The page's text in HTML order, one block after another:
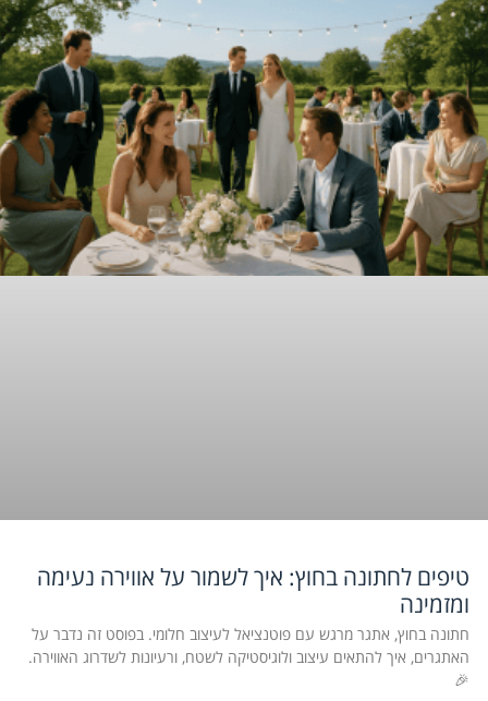
טיפים לחתונה בחוץ: איך לשמור על אווירה נעימה
ומזמינה
חתונה בחוץ, אתגר מרגש עם פוטנציאל לעיצוב חלומי. בפוסט זה נדבר על
האתגרים, איך להתאים עיצוב ולוגיסטיקה לשטח, ורעיונות לשדרוג האווירה.
🎉